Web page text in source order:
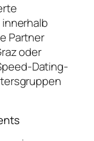
Partner
oder
Dating-